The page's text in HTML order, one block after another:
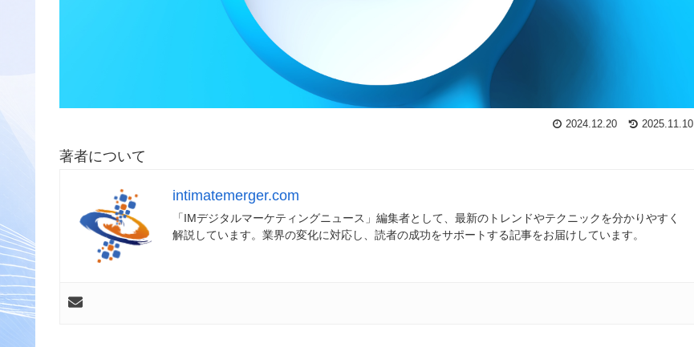
2024.12.20 2025.11.10
著者について
intimatemerger.com
「IMデジタルマーケティングニュース」編集者として、最新のトレンドやテクニックを分かりやすく
解説しています。業界の変化に対応し、読者の成功をサポートする記事をお届けしています。